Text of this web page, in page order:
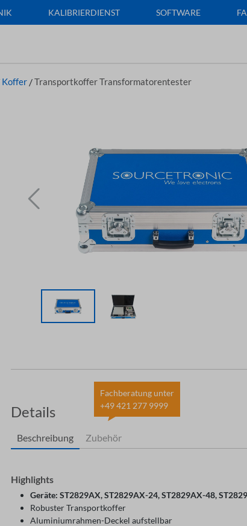
KALIBRIERDIENST SOFTWARE
Koffer /Transportkoffer Transformatorentester
Details
Fachberatung unter
+49 421 277 9999
Beschreibung Zubehör
Highlights
Geräte: ST2829AX, ST2829AX-24, ST2829AX-48,
Robuster Transportkoffer
Aluminiumrahmen-Deckel aufstellbar